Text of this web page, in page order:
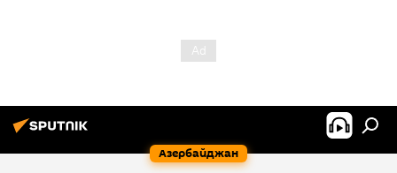
Азербайджан